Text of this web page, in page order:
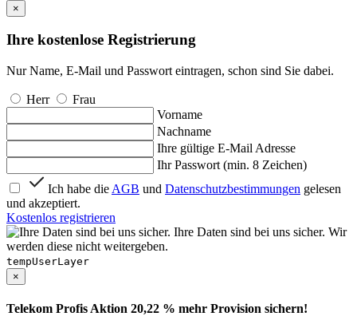
×
Ihre kostenlose Registrierung
Nur Name, E-Mail und Passwort eintragen, schon sind Sie dabei.
Herr
Frau
Vorname
Nachname
Ihre gültige E-Mail Adresse
Ihr Passwort (min. 8 Zeichen)
Ich habe die AGB und Datenschutzbestimmungen gelesen
und akzeptiert.
Kostenlos registrieren
Ihre Daten sind bei uns sicher. Wir
werden diese nicht weitergeben.
tempUserLayer
×
Telekom Profis Aktion 20,22 % mehr Provision sichern!